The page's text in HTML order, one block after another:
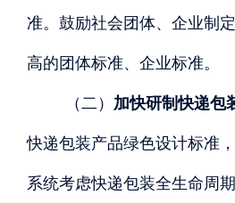
准。鼓励社会团体、企业制
高的团体标准、企业标准。
（二） 加快研制快递包
快递包装产品绿色设计标准
系统考虑快递包装全生命周